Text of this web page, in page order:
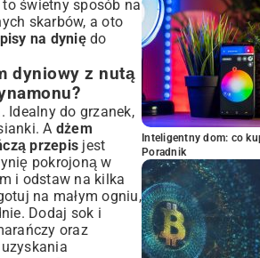
świetny sposób na
skarbów, a oto
na dyniędo
dyniowy z nutą
Idealny do grzanek,
A dżem
przepis jest
pokrojoną w
i odstaw na kilka
na małym ogniu,
Dodaj sok i
oraz
Inteligentny dom: co
Poradnik